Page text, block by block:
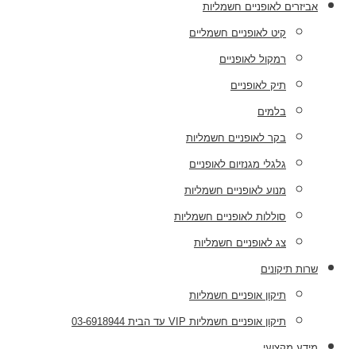
אביזרים לאופניים חשמליות
קיט לאופניים חשמליים
רמקול לאופניים
תיק לאופניים
בלמים
בקר לאופניים חשמליות
גלגלי מגנזיום לאופניים
מנוע לאופניים חשמליות
סוללות לאופניים חשמליות
צג לאופניים חשמליות
שרות תיקונים
תיקון אופניים חשמליות
תיקון אופניים חשמליות VIP עד הבית 03-6918944